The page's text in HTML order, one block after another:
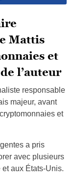
Mattis
et
l’auteur
responsable
majeur, avant
et
a pris
avec plusieurs
aux États-Unis.